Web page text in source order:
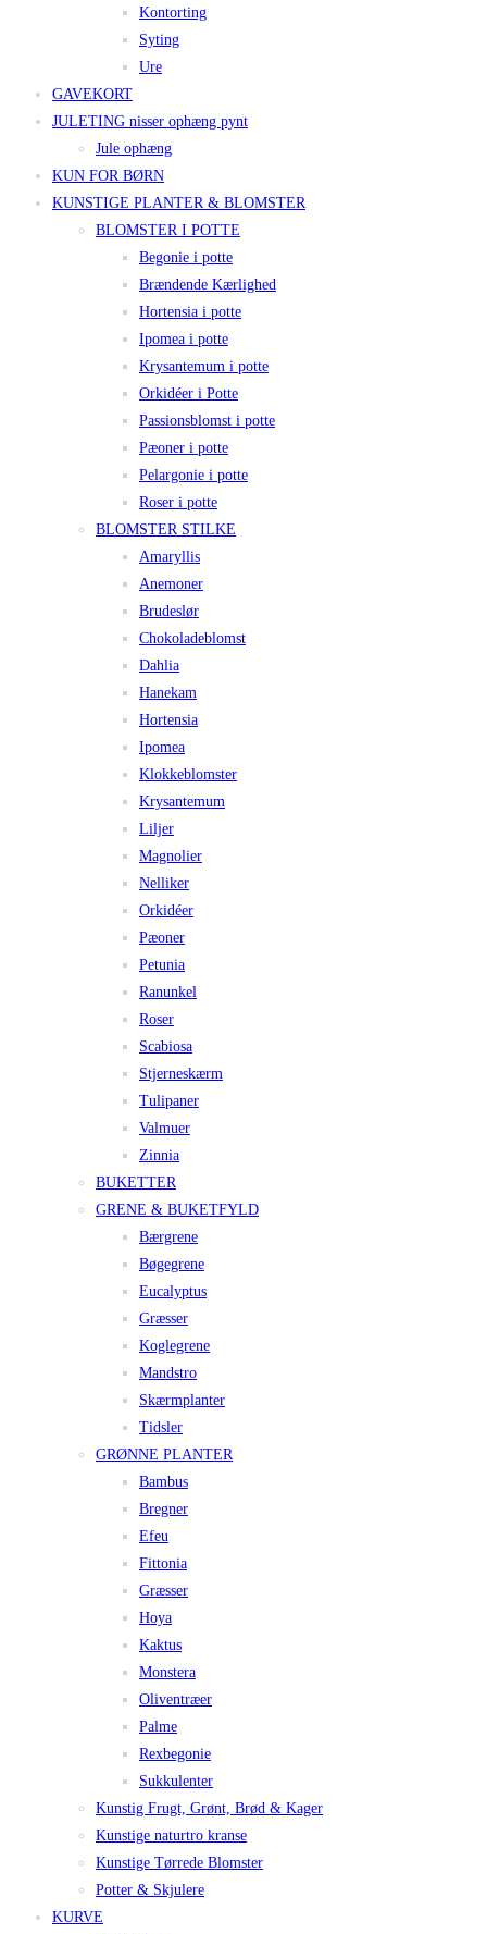
Kontorting
Syting
Ure
GAVEKORT
JULETING nisser ophæng pynt
Jule ophæng
KUN FOR BØRN
KUNSTIGE PLANTER & BLOMSTER
BLOMSTER I POTTE
Begonie i potte
Brændende Kærlighed
Hortensia i potte
Ipomea i potte
Krysantemum i potte
Orkidéer i Potte
Passionsblomst i potte
Pæoner i potte
Pelargonie i potte
Roser i potte
BLOMSTER STILKE
Amaryllis
Anemoner
Brudeslør
Chokoladeblomst
Dahlia
Hanekam
Hortensia
Ipomea
Klokkeblomster
Krysantemum
Liljer
Magnolier
Nelliker
Orkidéer
Pæoner
Petunia
Ranunkel
Roser
Scabiosa
Stjerneskærm
Tulipaner
Valmuer
Zinnia
BUKETTER
GRENE & BUKETFYLD
Bærgrene
Bøgegrene
Eucalyptus
Græsser
Koglegrene
Mandstro
Skærmplanter
Tidsler
GRØNNE PLANTER
Bambus
Bregner
Efeu
Fittonia
Græsser
Hoya
Kaktus
Monstera
Oliventræer
Palme
Rexbegonie
Sukkulenter
Kunstig Frugt, Grønt, Brød & Kager
Kunstige naturtro kranse
Kunstige Tørrede Blomster
Potter & Skjulere
KURVE